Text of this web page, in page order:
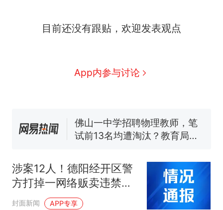
目前还没有跟贴，欢迎发表观点
App内参与讨论
因老师一句“跟我回家”改写了
协会回应
台风"白海豚"中心附近最大风
已叫停招聘，成立调查组全面
核查
笔试第一被第二名传话劝弃考
官方通报
43.98万起
热 那个在床头放菜刀的女孩，
因老师一句“跟我回家”改写了
人生
涉案12人！德阳经开区警
方打掉一网络贩卖违禁电
子烟团伙
封面新闻 APP专享